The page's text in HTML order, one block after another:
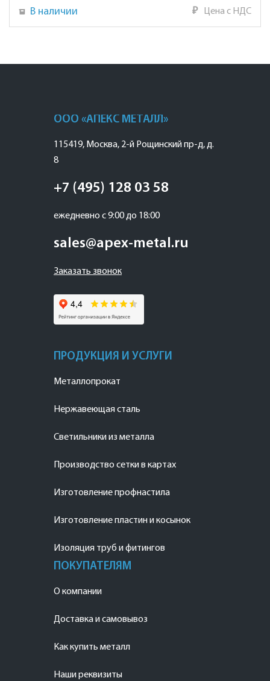
В наличии ₽ Цена с НДС
ООО «АПЕКС МЕТАЛЛ»
115419, Москва, 2-й Рощинский пр-д, д.
8
+7 (495) 128 03 58
ежедневно с 9:00 до 18:00
sales@apex-metal.ru
Заказать звонок
ПРОДУКЦИЯ И УСЛУГИ
Металлопрокат
Нержавеющая сталь
Светильники из металла
Производство сетки в картах
Изготовление профнастила
Изготовление пластин и косынок
Изоляция труб и фитингов
ПОКУПАТЕЛЯМ
О компании
Доставка и самовывоз
Как купить металл
Наши реквизиты